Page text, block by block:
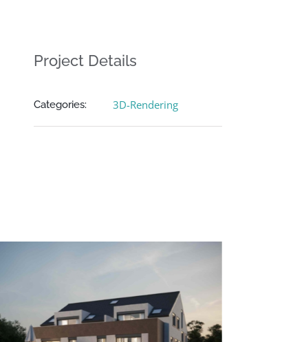
Project Details
Categories: 3D-Rendering